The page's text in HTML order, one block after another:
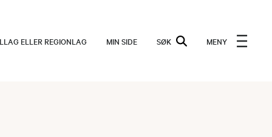
ELLER REGIONLAG MIN SIDE SØK MENY